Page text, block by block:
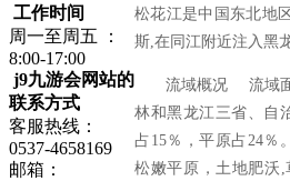
工作时间
周一至周五 ：
8:00-17:00
j9九游会网站的
联系方式
客服热线：
0537-4658169
邮箱：
松花江是中国东北地
斯,在同江附近注入黑
流域概况 流域面
林和黑龙江三省、自
占15％，平原占24％
松嫩平原，土地肥沃